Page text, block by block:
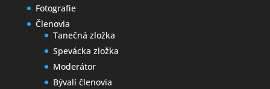
Fotografie
Členovia
Tanečná zložka
Spevácka zložka
Moderátor
Bývalí členovia